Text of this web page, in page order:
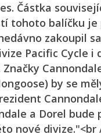
Částka
tohoto balíčku
zakoupil
Pacific Cycle i
by se
a Dorel
nové